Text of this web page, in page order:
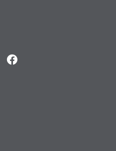
Facebook
Werbung anzuzeigen.